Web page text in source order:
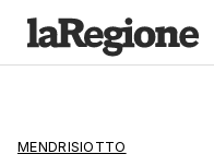
MENDRISIOTTO